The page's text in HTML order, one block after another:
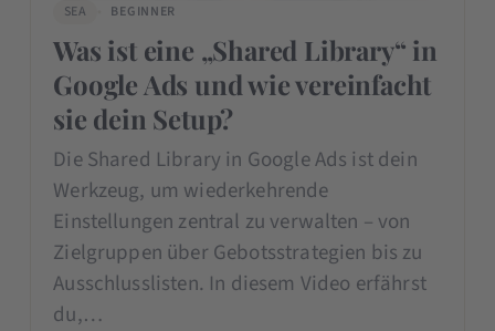
SEA
BEGINNER
Was ist eine „Shared Library“ in
Google Ads und wie vereinfacht
sie dein Setup?
Die Shared Library in Google Ads ist dein
Werkzeug, um wiederkehrende
Einstellungen zentral zu verwalten – von
Zielgruppen über Gebotsstrategien bis zu
Ausschlusslisten. In diesem Video erfährst
du,…